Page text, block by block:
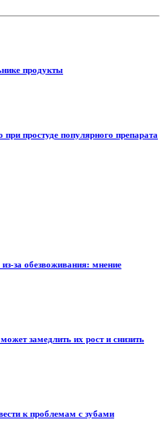
продукты
простуде популярного препарата
за обезвоживания: мнение
замедлить их рост и снизить
к проблемам с зубами